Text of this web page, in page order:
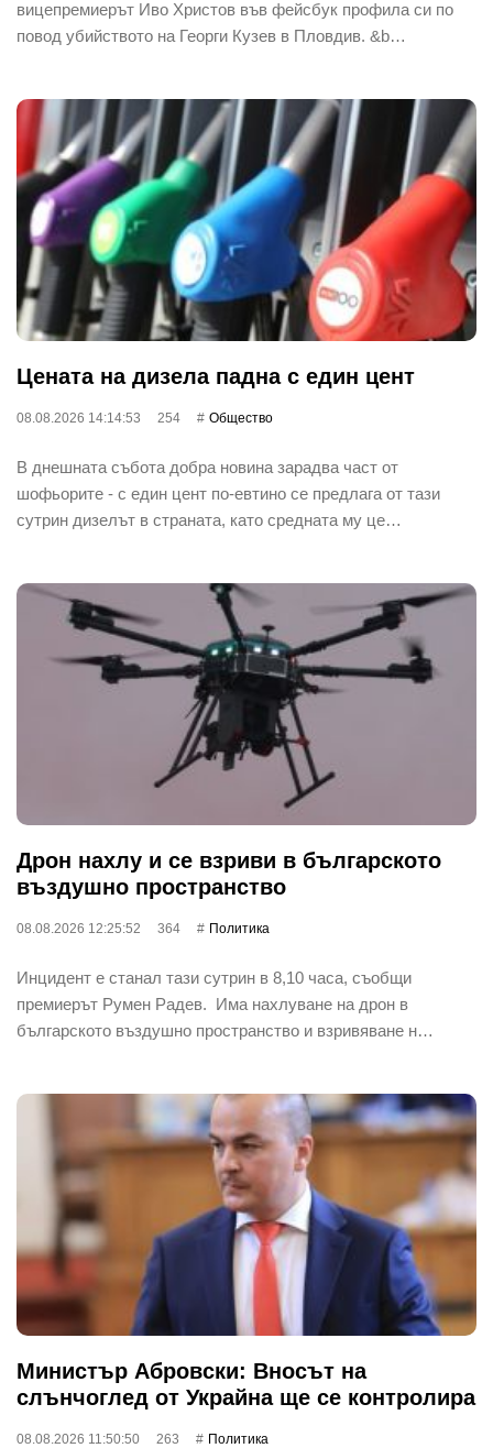
вицепремиерът Иво Христов във фейсбук профила си по
повод убийството на Георги Кузев в Пловдив. &b…
Цената на дизела падна с един цент
08.08.2026 14:14:53 254 Общество
В днешната събота добра новина зарадва част от
шофьорите - с един цент по-евтино се предлага от тази
сутрин дизелът в страната, като средната му це…
Дрон нахлу и се взриви в българското
въздушно пространство
08.08.2026 12:25:52 364 Политика
Инцидент е станал тази сутрин в 8,10 часа, съобщи
премиерът Румен Радев. Има нахлуване на дрон в
българското въздушно пространство и взривяване н…
Министър Абровски: Вносът на
слънчоглед от Украйна ще се контролира
08.08.2026 11:50:50 263 Политика